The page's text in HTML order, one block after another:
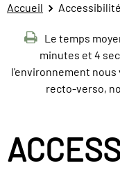
Accueil
Le temps
minutes et 4
l'environnement nous
recto-verso,